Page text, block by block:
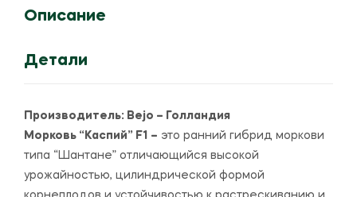
Описание
Детали
Производитель: Bejo – Голландия
Морковь “Каспий” F1 – это ранний гибрид моркови
типа “Шантане” отличающийся высокой
урожайностью, цилиндрической формой